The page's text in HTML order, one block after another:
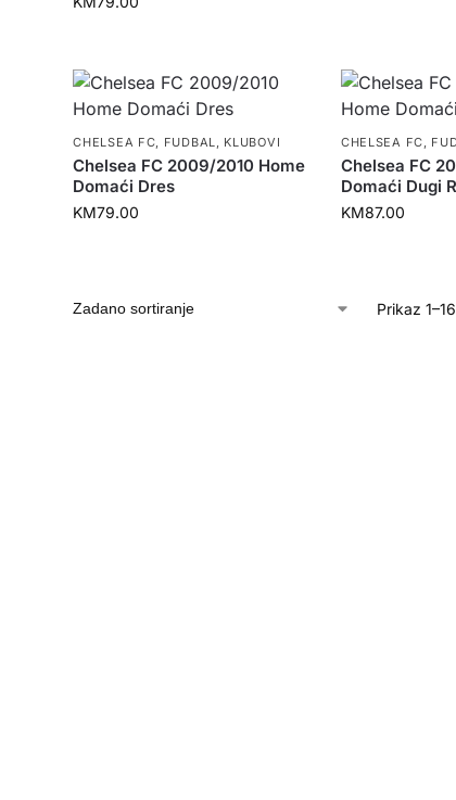
CHELSEA FC, FUDBAL, KLUBOVI
Chelsea FC 2009/2010 Home
Domaći Dres
KM79.00
CHELSEA FC,
Chelsea FC
Domaći Dugi
KM87.00
Prikaz